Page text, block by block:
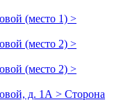
(место 1) >
(место 2) >
(место 2) >
д. 1А > Сторона